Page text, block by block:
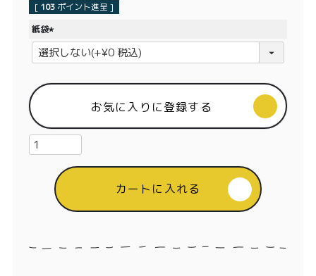
会社概要
商品
メンバー特典
ご利用ガイド
プライバシーポリシー
[ 103 ポイント進呈 ]
紙袋
(
必
)
お気に入りに登録する
カートに入れる